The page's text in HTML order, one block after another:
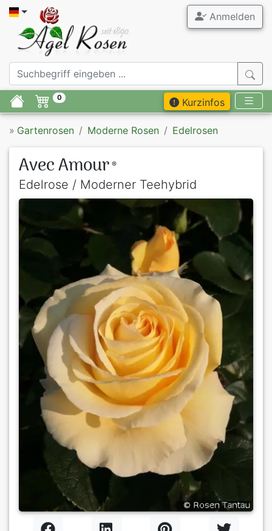
Anmelden
0 Kurzinfos
» Gartenrosen Moderne Rosen Edelrosen
Avec Amour ®
Edelrose / Moderner Teehybrid